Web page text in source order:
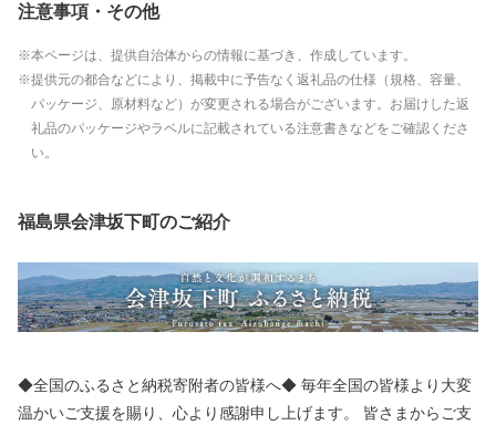
注意事項・その他
本ページは、提供自治体からの情報に基づき、作成しています。
提供元の都合などにより、掲載中に予告なく返礼品の仕様（規格、容量、
パッケージ、原材料など）が変更される場合がございます。お届けした返
礼品のパッケージやラベルに記載されている注意書きなどをご確認くださ
い。
福島県会津坂下町のご紹介
◆全国のふるさと納税寄附者の皆様へ◆ 毎年全国の皆様より大変
温かいご支援を賜り、心より感謝申し上げます。 皆さまからご支